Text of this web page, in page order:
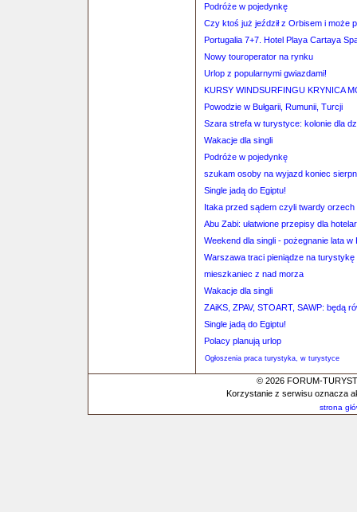
Podróże w pojedynkę
Czy ktoś już jeździł z Orbisem i może
Portugalia 7+7. Hotel Playa Cartaya
Nowy touroperator na rynku
Urlop z popularnymi gwiazdami!
KURSY WINDSURFINGU KRYNICA
Powodzie w Bułgarii, Rumunii, Turcji
Szara strefa w turystyce: kolonie dla
Wakacje dla singli
Podróże w pojedynkę
szukam osoby na wyjazd koniec
Single jadą do Egiptu!
Itaka przed sądem czyli twardy orzech
Abu Zabi: ułatwione przepisy dla
Weekend dla singli - pożegnanie lata w
Warszawa traci pieniądze na turystykę
mieszkaniec z nad morza
Wakacje dla singli
ZAiKS, ZPAV, STOART, SAWP: będą
Single jadą do Egiptu!
Polacy planują urlop
Ogłoszenia praca turystyka, w turystyce
© 2026 FORUM-
Korzystanie z serwisu oznacza
strona